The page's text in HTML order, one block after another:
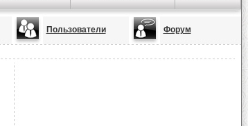
Пользователи Форум